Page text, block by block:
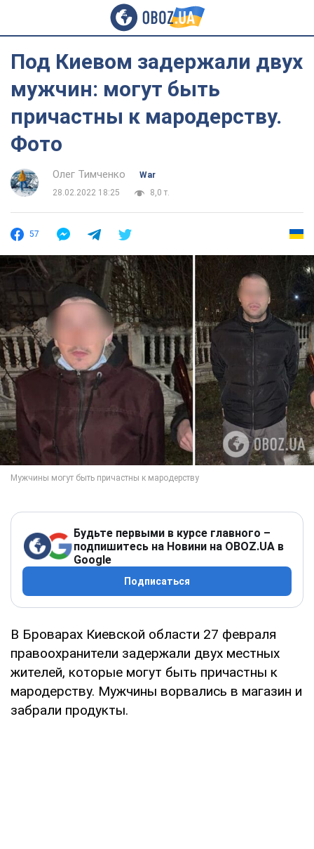
Под Киевом задержали двух
мужчин: могут быть
причастны к мародерству.
Фото
Олег Тимченко
War
28.02.2022 18:25
8,0 т.
57
Будьте первыми в курсе главного –
подпишитесь на Новини на OBOZ.UA в
Google
Подписаться
В Броварах Киевской области 27 февраля
правоохранители задержали двух местных
жителей, которые могут быть причастны к
мародерству. Мужчины ворвались в магазин и
забрали продукты.